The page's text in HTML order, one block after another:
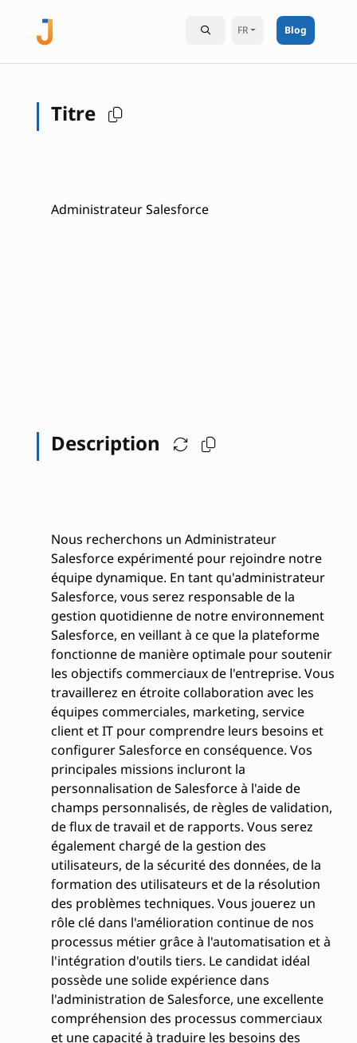
FR Blog
Titre
Administrateur Salesforce
Description
Nous recherchons un Administrateur
Salesforce expérimenté pour rejoindre notre
équipe dynamique. En tant qu'administrateur
Salesforce, vous serez responsable de la
gestion quotidienne de notre environnement
Salesforce, en veillant à ce que la plateforme
fonctionne de manière optimale pour soutenir
les objectifs commerciaux de l'entreprise. Vous
travaillerez en étroite collaboration avec les
équipes commerciales, marketing, service
client et IT pour comprendre leurs besoins et
configurer Salesforce en conséquence. Vos
principales missions incluront la
personnalisation de Salesforce à l'aide de
champs personnalisés, de règles de validation,
de flux de travail et de rapports. Vous serez
également chargé de la gestion des
utilisateurs, de la sécurité des données, de la
formation des utilisateurs et de la résolution
des problèmes techniques. Vous jouerez un
rôle clé dans l'amélioration continue de nos
processus métier grâce à l'automatisation et à
l'intégration d'outils tiers. Le candidat idéal
possède une solide expérience dans
l'administration de Salesforce, une excellente
compréhension des processus commerciaux
et une capacité à traduire les besoins des